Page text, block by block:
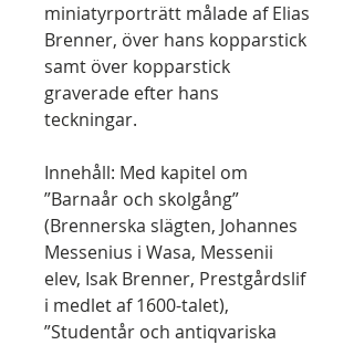
miniatyrporträtt målade af Elias
Brenner, över hans kopparstick
samt över kopparstick
graverade efter hans
teckningar.
Innehåll: Med kapitel om
”Barnaår och skolgång”
(Brennerska slägten, Johannes
Messenius i Wasa, Messenii
elev, Isak Brenner, Prestgårdslif
i medlet af 1600-talet),
”Studentår och antiqvariska